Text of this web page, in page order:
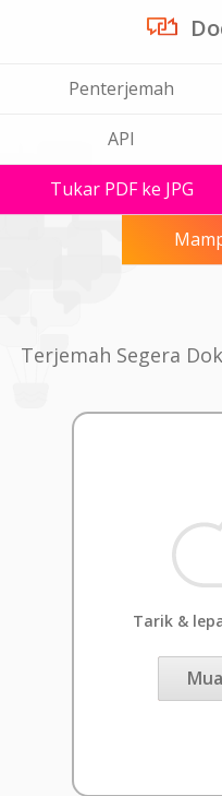
Penterjemah
API
Tukar PDF ke JPG
Terjemah Segera
Tarik &